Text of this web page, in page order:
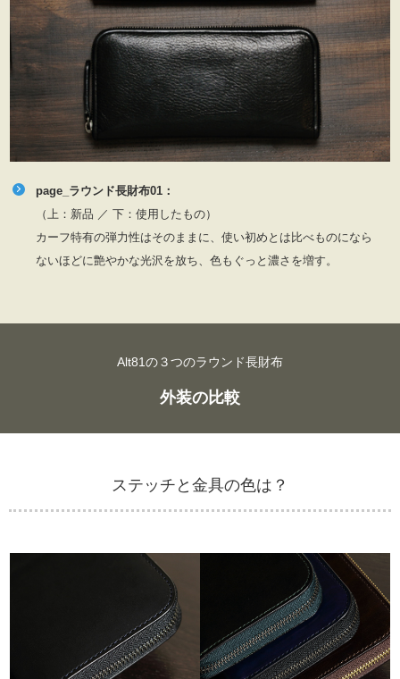
page_ラウンド長財布01：
（上：新品 ／ 下：使用したもの）
カーフ特有の弾力性はそのままに、使い初めとは比べものになら
ないほどに艶やかな光沢を放ち、色もぐっと濃さを増す。
Alt81の３つのラウンド長財布
外装の比較
ステッチと金具の色は？